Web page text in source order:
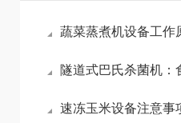
蔬菜蒸煮机设备工作
隧道式巴氏杀菌机：食品饮品连续
速冻玉米设备注意事